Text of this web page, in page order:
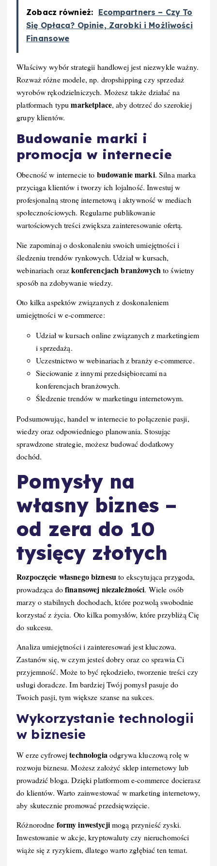
Zobacz również: Ecompartners – Czy To
Się Opłaca? Opinie, Zarobki i Możliwości
Finansowe
Właściwy wybór strategii handlowej jest niezwykle ważny.
Rozważ różne modele, np. dropshipping czy sprzedaż
wyrobów rękodzielniczych. Możesz także działać na
platformach typumarketplace, aby dotrzeć do szerokiej
grupy klientów.
Budowanie marki i
promocja w internecie
Obecność w internecie to budowanie marki. Silna marka
przyciąga klientów i tworzy ich lojalność. Inwestuj w
profesjonalną stronę internetową i aktywność w mediach
społecznościowych. Regularne publikowanie
wartościowych treści zwiększa zainteresowanie ofertą.
Nie zapominaj o doskonaleniu swoich umiejętności i
śledzeniu trendów rynkowych. Udział w kursach,
webinariach orazkonferencjach branżowych to świetny
sposób na zdobywanie wiedzy.
Oto kilka aspektów związanych z doskonaleniem
umiejętności w e-commerce:
Udział w kursach online związanych z marketingiem
i sprzedażą.
Uczestnictwo w webinariach z branży e-commerce.
Sieciowanie z innymi przedsiębiorcami na
konferencjach branżowych.
Śledzenie trendów w marketingu internetowym.
Podsumowując, handel w internecie to połączenie pasji,
wiedzy oraz odpowiedniego planowania. Stosując
sprawdzone strategie, możesz budować dodatkowy
dochód.
Pomysły na
własny biznes –
od zera do 10
tysięcy złotych
Rozpoczęcie własnego biznesuto ekscytująca przygoda,
prowadząca dofinansowej niezależności. Wiele osób
marzy o stabilnych dochodach, które pozwolą swobodnie
korzystać z życia. Oto kilka pomysłów, które przybliżą Cię
do sukcesu.
Analiza umiejętności i zainteresowań jest kluczowa.
Zastanów się, w czym jesteś dobry oraz co sprawia Ci
przyjemność. Może to być rękodzieło, tworzenie treści czy
usługi doradcze. Im bardziej Twój pomysł pasuje do
Twoich pasji, tym większe szanse na sukces.
Wykorzystanie technologii
w biznesie
W erze cyfrowejtechnologia odgrywa kluczową rolę w
rozwoju biznesu. Możesz założyć sklep internetowy lub
prowadzić bloga. Dzięki platformom e-commerce docierasz
do klientów. Warto zainwestować w marketing internetowy,
aby skutecznie promować przedsięwzięcie.
Różnorodne formy inwestycjimogą przynieść zyski.
Inwestowanie w akcje, kryptowaluty czy nieruchomości
wiąże się z ryzykiem, dlatego warto zgłębiać ten temat.